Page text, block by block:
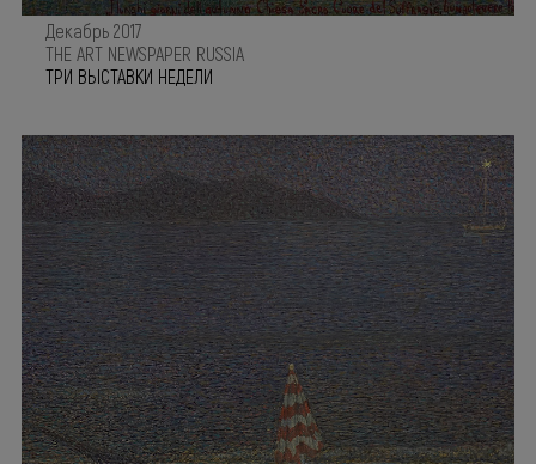
Декабрь 2017
THE ART NEWSPAPER RUSSIA
ТРИ ВЫСТАВКИ НЕДЕЛИ